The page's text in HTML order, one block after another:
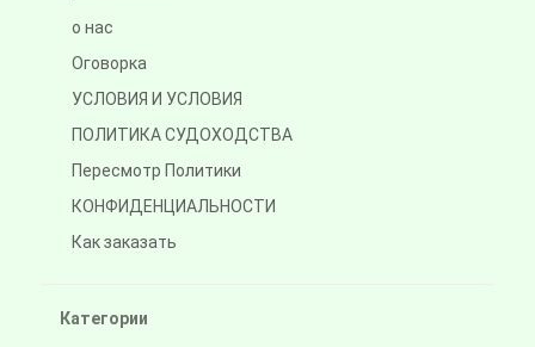
о нас
Оговорка
УСЛОВИЯ И УСЛОВИЯ
ПОЛИТИКА СУДОХОДСТВА
Пересмотр Политики
КОНФИДЕНЦИАЛЬНОСТИ
Как заказать
Категории